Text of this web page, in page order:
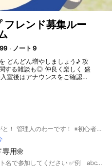
フレンド募集ルー
ノート 9
どんどん増やしましょう♪ 攻
◎ 仲良く楽しく 盛
まずは見てくれてありがと！ 管理人のわーです！ ※初心者の人に入ってきて欲しいです。 自称初心者が多すぎる😓 雑談多めです👍 少人数用のサブトークもあるから良ければ使ってね^ ^ 入ったら必ずノート見てください‼️ ここには優しい人しかいないから安心して入ってきてね！逆に暴言とか言ったり嫌な事したりする人は抜けさせます^ ^ 即抜けは❌ 最後まで見てくれてありがと👍 入ってくれると嬉しいです☺️ #ポケモンGO#ポケモンGO初心者#ポケモンGOレイド#ポケモンGOフレンド ポケモンGOの集い#ポケモンGO少人数#ポケモンGO雑談
専用🌼
ポケモンGOのアカウント名で参加してください ✅例 abcdefg TL50 ⚠️名前変更して居ないとレイド参加できません、強制退去になります🙇‍♀️ご注意ください ⚠️スマホ制限と通信制限がある方は、名前に【📱】←この絵文字を付けて参加してください ↪️暴言❌感謝の気持ちを忘れずに みんなで楽しくレイドしましょ🎉❤️ #ポケモンGO#レイド#初心者大歓迎 #ポケモン#伝説 🐣関連オプチャ☘️ 色々なお部屋がノートにあります 興味がある方は是非🧚‍♀️💕